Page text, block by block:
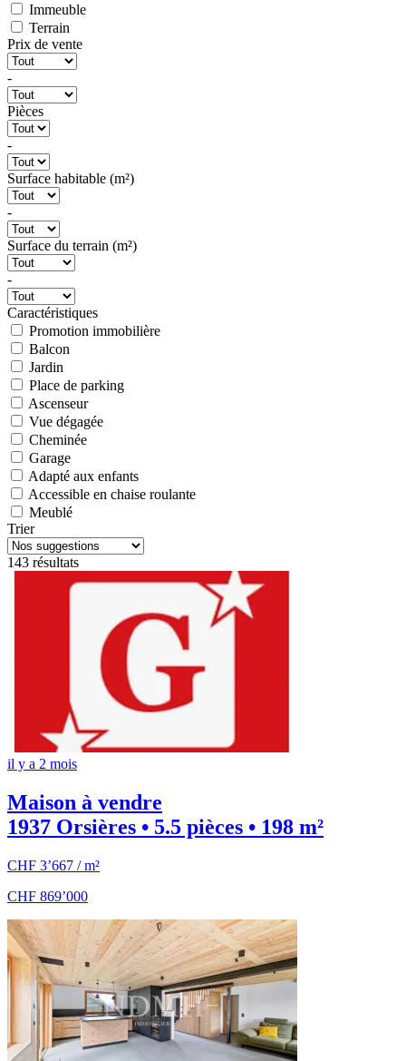
Immeuble
Terrain
Prix de vente
-
Pièces
-
Surface habitable (m²)
-
Surface du terrain (m²)
-
Caractéristiques
Promotion immobilière
Balcon
Jardin
Place de parking
Ascenseur
Vue dégagée
Cheminée
Garage
Adapté aux enfants
Accessible en chaise roulante
Meublé
Trier
143 résultats
il y a 2 mois
Maison à vendre
1937 Orsières • 5.5 pièces • 198 m²
CHF 3’667 / m²
CHF 869’000